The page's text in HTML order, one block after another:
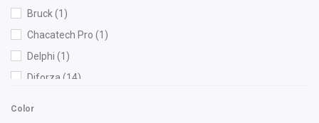
Bruck(1)
Chacatech Pro (1)
Delphi (1)
Diforza (14)
Color